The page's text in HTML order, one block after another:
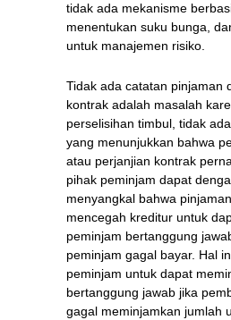
tidak ada mekanisme
menentukan suku bunga,
untuk manajemen risiko.
Tidak ada catatan pinjaman
kontrak adalah masalah
perselisihan timbul, tidak
yang menunjukkan bahwa
atau perjanjian kontrak
pihak peminjam dapat
menyangkal bahwa
mencegah kreditur untuk
peminjam bertanggung
peminjam gagal bayar. Hal
peminjam untuk dapat
bertanggung jawab jika
gagal meminjamkan jumlah